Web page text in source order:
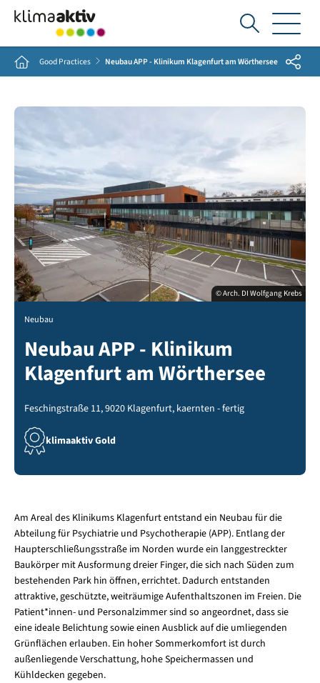
Ich
suche...
Home Good Practices Neubau APP - Klinikum Klagenfurt am Wörthersee Share
© Arch. DI Wolfgang Krebs
Neubau
Neubau APP - Klinikum
Klagenfurt am Wörthersee
Feschingstraße 11, 9020 Klagenfurt, kaernten - fertig
klimaaktiv Gold
Am Areal des Klinikums Klagenfurt entstand ein Neubau für die
Abteilung für Psychiatrie und Psychotherapie (APP). Entlang der
Haupterschließungsstraße im Norden wurde ein langgestreckter
Baukörper mit Ausformung dreier Finger, die sich nach Süden zum
bestehenden Park hin öffnen, errichtet. Dadurch entstanden
attraktive, geschützte, weiträumige Aufenthaltszonen im Freien. Die
Patient*innen- und Personalzimmer sind so angeordnet, dass sie
eine ideale Belichtung sowie einen Ausblick auf die umliegenden
Grünflächen erlauben. Ein hoher Sommerkomfort ist durch
außenliegende Verschattung, hohe Speichermassen und
Kühldecken gegeben.